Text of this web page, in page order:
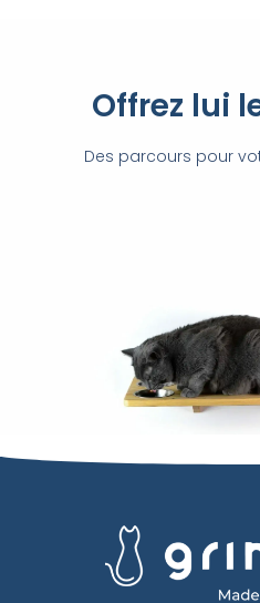
Offrez lui
Des parcours pour